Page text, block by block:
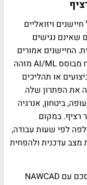
ויזואליים
שאינם נגישים
החיישנים אמורים
להעביר מידע חזותי רציף, כאשר ניתוח מבוסס AI/ML מזהה
או תהליכים
את הפתרון שלה
ביטחון, אנרגיה
רציף. במקום
לפי שעות עבודה,
עדכנית ולהפחית
מנכ"ל החברה, יהוא עופר, מסר כי ההסכם עם NAWCAD